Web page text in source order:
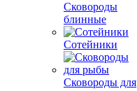
Сковороды
блинные
Сотейники
Сковороды для